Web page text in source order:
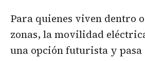
Para quienes viven dentro
zonas, la movilidad
una opción futurista y pasa